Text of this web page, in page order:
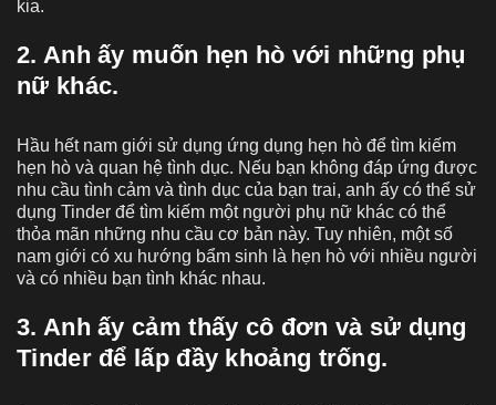
kia.
2. Anh ấy muốn hẹn hò với những phụ
nữ khác.
Hầu hết nam giới sử dụng ứng dụng hẹn hò để tìm kiếm
hẹn hò và quan hệ tình dục. Nếu bạn không đáp ứng được
nhu cầu tình cảm và tình dục của bạn trai, anh ấy có thể sử
dụng Tinder để tìm kiếm một người phụ nữ khác có thể
thỏa mãn những nhu cầu cơ bản này. Tuy nhiên, một số
nam giới có xu hướng bẩm sinh là hẹn hò với nhiều người
và có nhiều bạn tình khác nhau.
3. Anh ấy cảm thấy cô đơn và sử dụng
Tinder để lấp đầy khoảng trống.